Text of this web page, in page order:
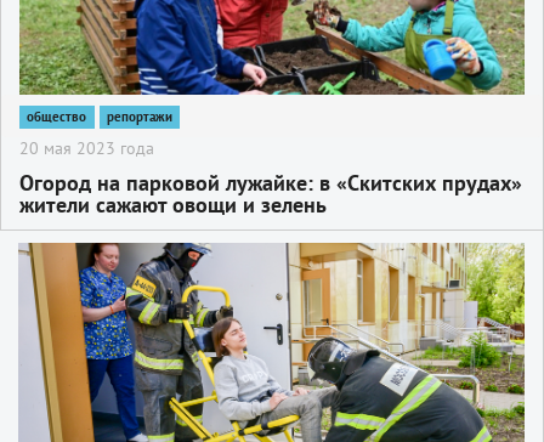
общество репортажи
20 мая 2023 года
Огород на парковой лужайке: в «Скитских прудах»
жители сажают овощи и зелень
2